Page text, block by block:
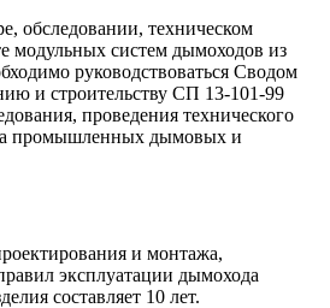
обследовании, техническом
модульных систем дымоходов из
руководствоваться Сводом
и строительству СП 13-101-99
проведения технического
промышленных дымовых и
и монтажа,
эксплуатации дымохода
составляет 10 лет.